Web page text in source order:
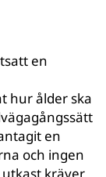
en
hur ålder ska
en
och ingen
utkast kräver